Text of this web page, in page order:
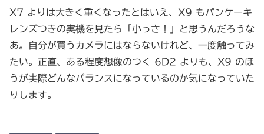
X7 よりは大きく重くなったとはいえ、X9 もパンケーキ
レンズつきの実機を見たら「小っさ！」と思うんだろうな
あ。自分が買うカメラにはならないけれど、一度触ってみ
たい。正直、ある程度想像のつく 6D2 よりも、X9 のほ
うが実際どんなバランスになっているのか気になっていた
りします。